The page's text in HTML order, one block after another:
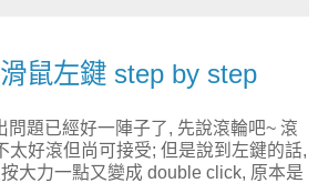
鼠左鍵 step by step
問題已經好一陣子了, 先說滾輪吧~ 滾
太好滾但尚可接受; 但是說到左鍵的話,
大力一點又變成 double click, 原本是